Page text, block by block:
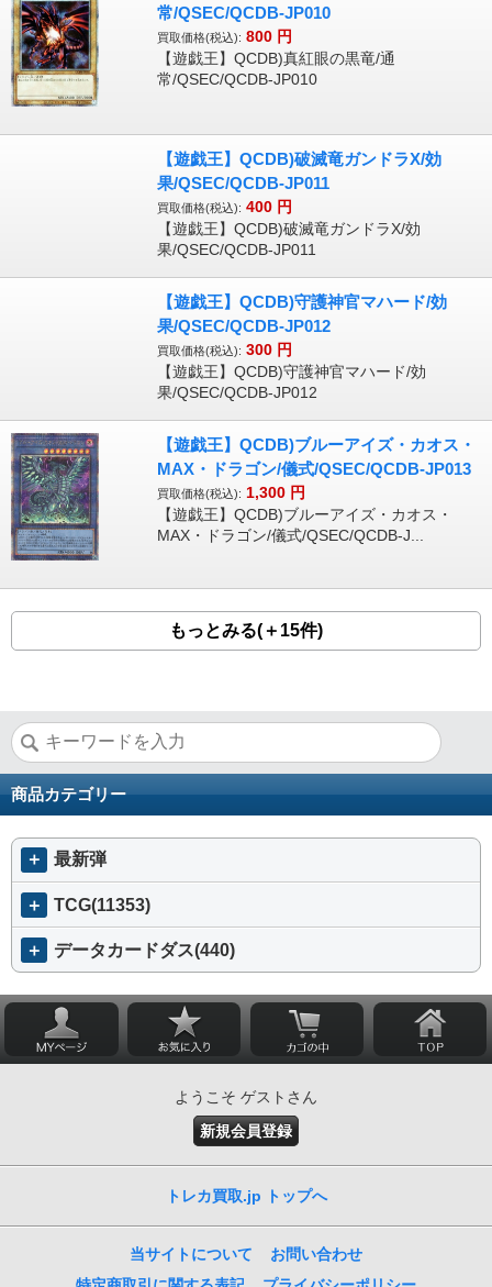
常/QSEC/QCDB-JP010
買取価格(税込): 800 円
【遊戯王】QCDB)真紅眼の黒竜/通
常/QSEC/QCDB-JP010
【遊戯王】QCDB)破滅竜ガンドラX/効
果/QSEC/QCDB-JP011
買取価格(税込): 400 円
【遊戯王】QCDB)破滅竜ガンドラX/効
果/QSEC/QCDB-JP011
【遊戯王】QCDB)守護神官マハード/効
果/QSEC/QCDB-JP012
買取価格(税込): 300 円
【遊戯王】QCDB)守護神官マハード/効
果/QSEC/QCDB-JP012
【遊戯王】QCDB)ブルーアイズ・カオス・
MAX・ドラゴン/儀式/QSEC/QCDB-JP013
買取価格(税込): 1,300 円
【遊戯王】QCDB)ブルーアイズ・カオス・
MAX・ドラゴン/儀式/QSEC/QCDB-J...
もっとみる(＋15件)
商品カテゴリー
＋ 最新弾
＋ TCG(11353)
＋ データカードダス(440)
ようこそ ゲストさん
新規会員登録
トレカ買取.jp トップへ
当サイトについて
お問い合わせ